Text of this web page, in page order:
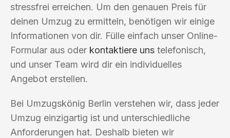
stressfrei erreichen. Um den genauen Preis für
deinen Umzug zu ermitteln, benötigen wir einige
Informationen von dir. Fülle einfach unser Online-
Formular aus oder kontaktiere uns telefonisch,
und unser Team wird dir ein individuelles
Angebot erstellen.
Bei Umzugskönig Berlin verstehen wir, dass jeder
Umzug einzigartig ist und unterschiedliche
Anforderungen hat. Deshalb bieten wir